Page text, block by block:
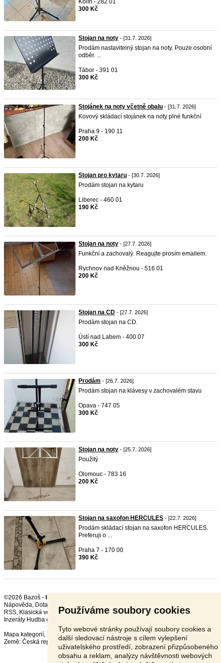
Používáme soubory cookies
Tyto webové stránky používají soubory cookies a
další sledovací nástroje s cílem vylepšení
uživatelského prostředí, zobrazení přizpůsobeného
obsahu a reklam, analýzy návštěvnosti webových
Kolín - 282 01
300 Kč
Stojan na noty - [31.7. 2026]
Prodám nastavitelný stojan na noty. Pouze osobní
odběr. ...
Tábor - 391 01
300 Kč
Stojánek na noty včetně obalu - [31.7. 2026]
Kovový skládací stojánek na noty plné funkční
Praha 9 - 190 11
200 Kč
Stojan pro kytaru - [30.7. 2026]
Prodám stojan na kytaru
Liberec - 460 01
190 Kč
Stojan na noty - [27.7. 2026]
Funkční a zachovalý. Reagujte prosím emailem.
Rychnov nad Kněžnou - 516 01
200 Kč
Stojan na CD - [27.7. 2026]
Prodám stojan na CD.
Ústí nad Labem - 400 07
300 Kč
Prodám - [26.7. 2026]
Prodám stojan na klávesy v zachovalém stavu
Opava - 747 05
300 Kč
Stojan na noty - [25.7. 2026]
Použitý
Olomouc - 783 16
200 Kč
Stojan na saxofon HERCULES - [22.7. 2026]
Prodám skládací stojan na saxofon HERCULES.
Preferuji o ...
Praha 7 - 170 00
390 Kč
©2026 Bazoš - Inzerce, Bazar Ostatní
Nápověda, Dotazy Hodnocení Kontakt Reklama Ochrana údajů
RSS,
Inzeráty Hudba celkem:
Mapa kategorií,
Nejvyhledávanější výrazy
Země: Česká republika,Slovensko,Polsko, Rakousko